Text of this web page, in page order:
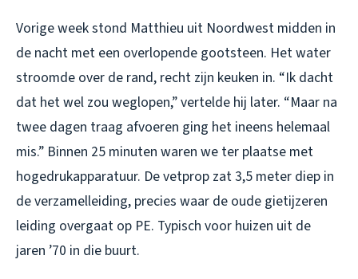
Vorige week stond Matthieu uit Noordwest midden in
de nacht met een overlopende gootsteen. Het water
stroomde over de rand, recht zijn keuken in. “Ik dacht
dat het wel zou weglopen,” vertelde hij later. “Maar na
twee dagen traag afvoeren ging het ineens helemaal
mis.” Binnen 25 minuten waren we ter plaatse met
hogedrukapparatuur. De vetprop zat 3,5 meter diep in
de verzamelleiding, precies waar de oude gietijzeren
leiding overgaat op PE. Typisch voor huizen uit de
jaren ’70 in die buurt.